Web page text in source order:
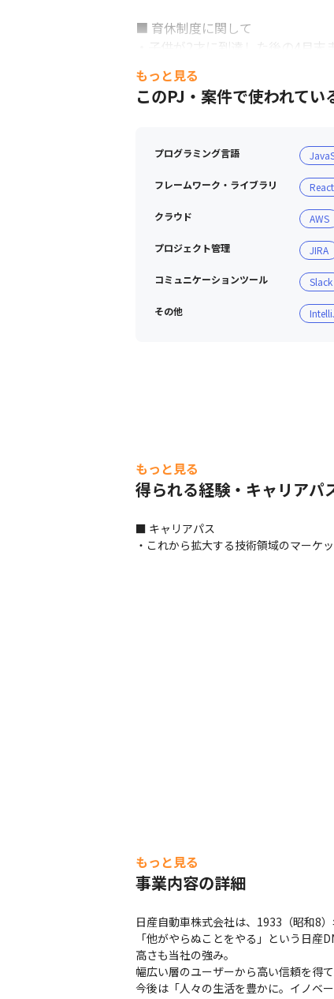
■ 育休制度に関して
・子供が2才に到達した後の4月
・2020年度の男性育休取得率は
数）
もっと見る
このPJ・案件で使われてい
プログラミング言語
フレームワーク・ライブラリ React
クラウド AWS
プロジェクト管理 JIRA
コミュニケーションツール Slack
その他
もっと見る
得られる経験・キャリアパ
■ キャリアパス
・これから拡大する技術領域のマーケ
もっと見る
事業内容の詳細
日産自動車株式会社は、1933（昭和8
「他がやらぬことをやる」という日
高さも当社の強み。
幅広い層のユーザーから高い信頼を得
今後は「人々の生活を豊かに。イノベ